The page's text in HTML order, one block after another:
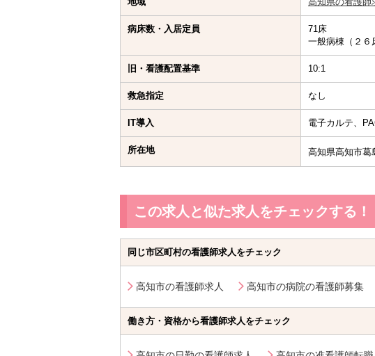
病床数・入居定員
71床
一般病棟（２６
旧・看護配置基準 10:1
救急指定 なし
IT導入 電子カルテ、
所在地 高知県高知市葛
この求人と似た求人をチェックする！
同じ市区町村の看護師求人をチェック
高知市の看護師求人 高知市の病院の看護師募集
働き方・資格から看護師求人をチェック